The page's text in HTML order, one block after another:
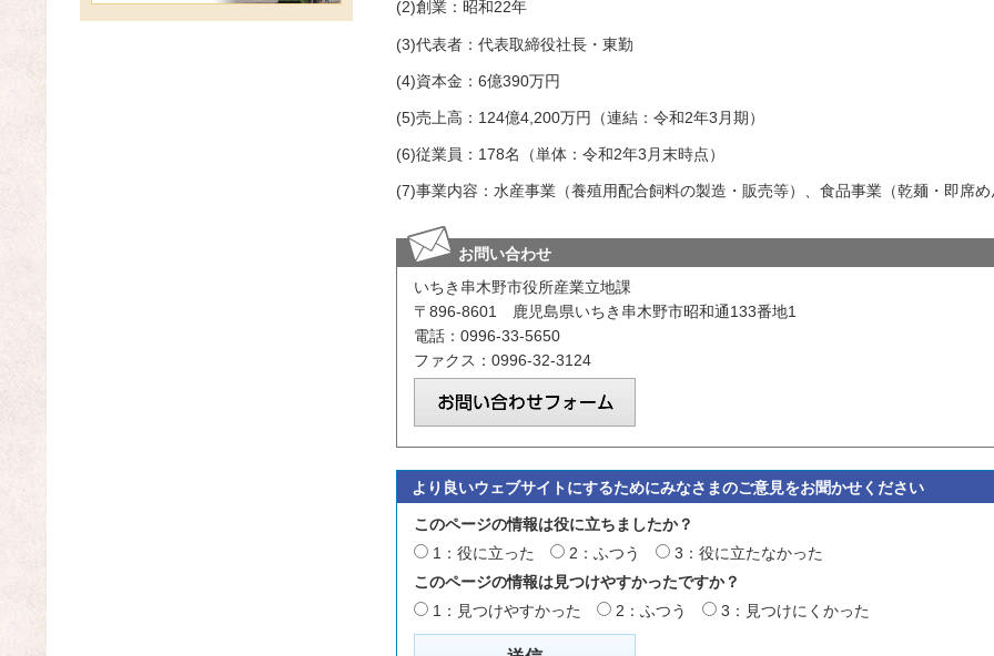
(2)創業：昭和22年
(3)代表者：代表取締役社長・東勤
(4)資本金：6億390万円
(5)売上高：124億4,200万円（連結：令和2年3月期）
(6)従業員：178名（単体：令和2年3月末時点）
(7)事業内容：水産事業（養殖用配合飼料の製造・販売等）、食品事業（乾麺・即席
お問い合わせ
いちき串木野市役所産業立地課
〒896-8601 鹿児島県いちき串木野市昭和通133番地1
電話：0996-33-5650
ファクス：0996-32-3124
より良いウェブサイトにするためにみなさまのご意見をお聞かせください
このページの情報は役に立ちましたか？
1：役に立った
2：ふつう
3：役に立たなかった
このページの情報は見つけやすかったですか？
1：見つけやすかった
2：ふつう 3：見つけにくかった